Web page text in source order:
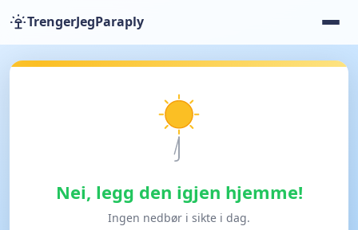
TrengerJegParaply
Nei, legg den igjen hjemme!
Ingen nedbør i sikte i dag.